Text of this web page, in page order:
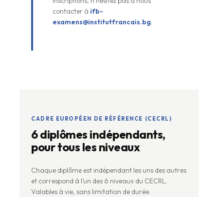
contacter à ifb-
examens@institutfrancais.bg.
CADRE EUROPÉEN DE RÉFÉRENCE (CECRL)
6 diplômes indépendants,
pour tous les niveaux
Chaque diplôme est indépendant les uns des autres
et correspond à l’un des 6 niveaux du CECRL.
Valables à vie, sans limitation de durée.